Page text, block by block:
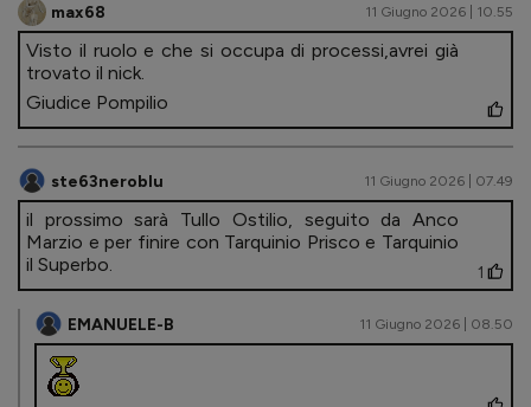
max68 11 Giugno 2026 | 10.55
Visto il ruolo e che si occupa di processi,avrei già
trovato il nick.
Giudice Pompilio
ste63neroblu 11 Giugno 2026 | 07.49
il prossimo sarà Tullo Ostilio, seguito da Anco
Marzio e per finire con Tarquinio Prisco e Tarquinio
il Superbo.
1
EMANUELE-B 11 Giugno 2026 | 08.50